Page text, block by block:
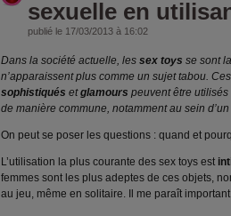
sexuelle en
publié le 17/03/2013 à 16:02
Dans la société actuelle, les sex toys se sont
n’apparaissent plus comme un sujet tabou.
sophistiqués etglamours peuvent être
de manière commune, notamment au sein
On peut se poser les questions : quand et
L’utilisation la plus courante des sex toys est
femmes sont les plus adeptes de ces objets,
au jeu, même en solitaire. Il me paraît important